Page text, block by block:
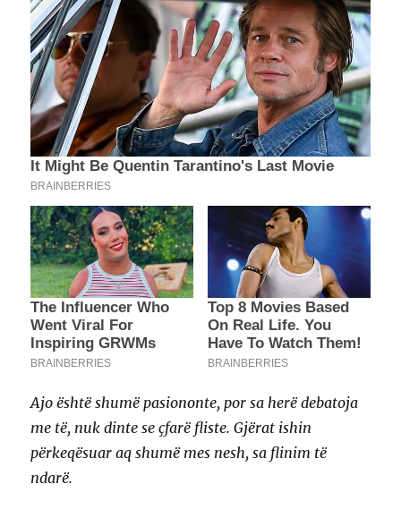
Ajo është shumë pasiononte, por sa herë debatoja
me të, nuk dinte se çfarë fliste. Gjërat ishin
përkeqësuar aq shumë mes nesh, sa flinim të
ndarë.